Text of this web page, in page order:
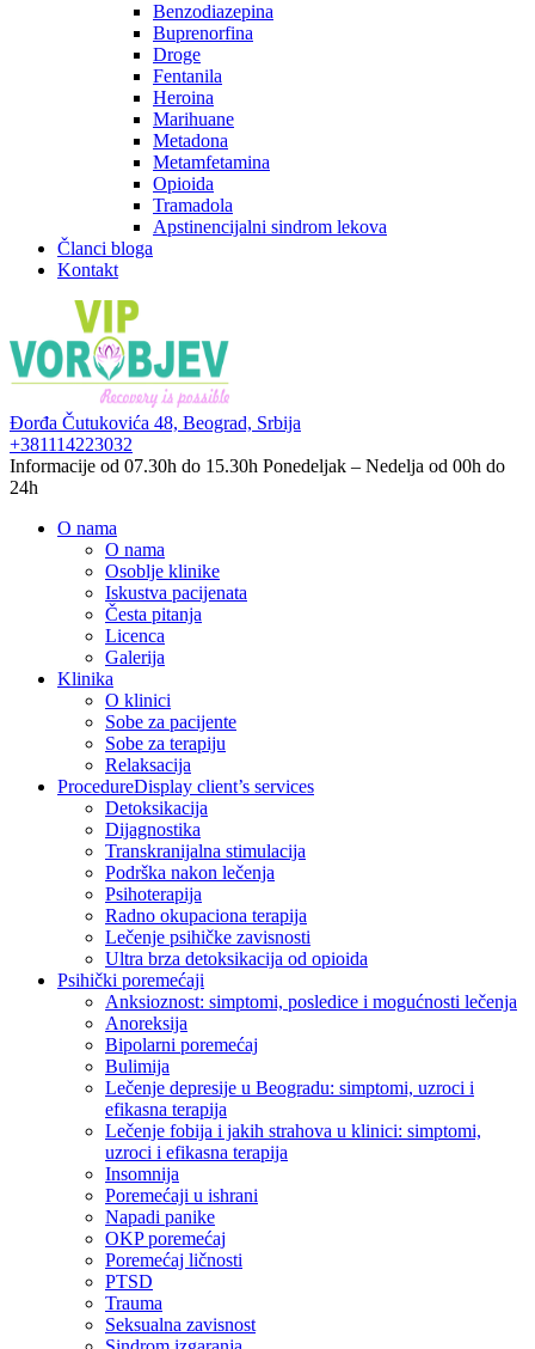
Benzodiazepina
Buprenorfina
Droge
Fentanila
Heroina
Marihuane
Metadona
Metamfetamina
Opioida
Tramadola
Apstinencijalni sindrom lekova
Članci bloga
Kontakt
Đorđa Čutukovića 48, Beograd, Srbija
+381114223032
Informacije od 07.30h do 15.30h Ponedeljak – Nedelja od 00h do
24h
O nama
O nama
Osoblje klinike
Iskustva pacijenata
Česta pitanja
Licenca
Galerija
Klinika
O klinici
Sobe za pacijente
Sobe za terapiju
Relaksacija
ProcedureDisplay client’s services
Detoksikacija
Dijagnostika
Transkranijalna stimulacija
Podrška nakon lečenja
Psihoterapija
Radno okupaciona terapija
Lečenje psihičke zavisnosti
Ultra brza detoksikacija od opioida
Psihički poremećaji
Anksioznost: simptomi, posledice i mogućnosti lečenja
Anoreksija
Bipolarni poremećaj
Bulimija
Lečenje depresije u Beogradu: simptomi, uzroci i
efikasna terapija
Lečenje fobija i jakih strahova u klinici: simptomi,
uzroci i efikasna terapija
Insomnija
Poremećaji u ishrani
Napadi panike
OKP poremećaj
Poremećaj ličnosti
PTSD
Trauma
Seksualna zavisnost